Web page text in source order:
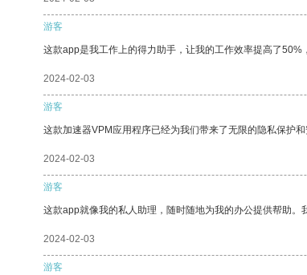
游客
这款app是我工作上的得力助手，让我的工作效率提高了50%
2024-02-03
游客
这款加速器VPM应用程序已经为我们带来了无限的隐私保护和
2024-02-03
游客
这款app就像我的私人助理，随时随地为我的办公提供帮助。
2024-02-03
游客